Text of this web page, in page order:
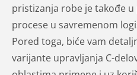
pristizanja robe je takođe
procese u savremenom
Pored toga, biće vam
varijante upravljanja C-